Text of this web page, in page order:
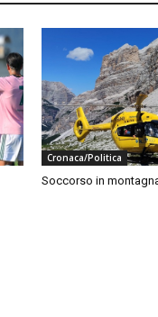
Cronaca/Politica
Soccorso in